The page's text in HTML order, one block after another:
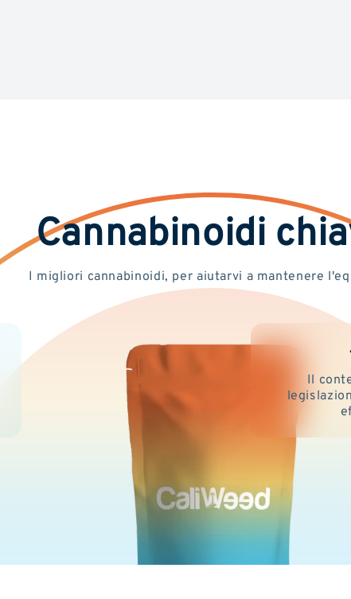
Cannabinoidi
I migliori cannabinoidi, per aiutarvi a mantenere
Il